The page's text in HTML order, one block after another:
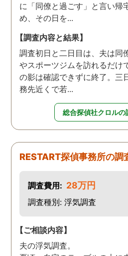
に「同僚と過ごす」と言い帰
め、その日を...
【調査内容と結果】
調査初日と二日目は、夫は同
やスポーツジムを訪れるだけ
の影は確認できずに終了。三
務先近くで若...
総合探偵社クロルの
RESTART探偵事務所の調
調査費用: 28万円
調査種別: 浮気調査
【ご相談内容】
夫の浮気調査。